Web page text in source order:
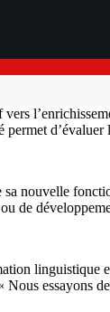
nouvelle
de
linguistique
Nous essayons